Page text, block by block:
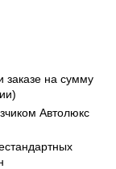
заказе на сумму
Автолюкс